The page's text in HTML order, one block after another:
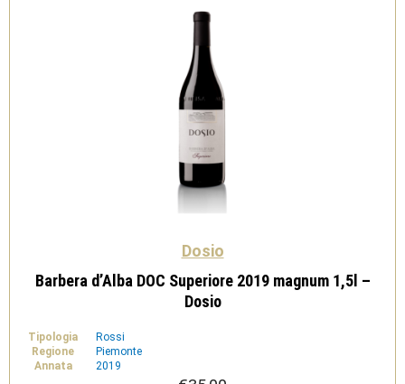
Dosio
Barbera d’Alba DOC Superiore 2019 magnum 1,5l –
Dosio
Tipologia
Rossi
Regione
Piemonte
Annata
2019